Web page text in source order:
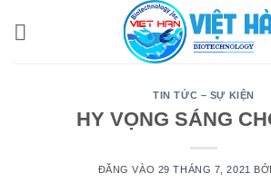
TIN TỨC – SỰ KIỆN
HY VỌNG SÁNG
ĐĂNG VÀO 29 THÁNG 7, 2021 BỞI